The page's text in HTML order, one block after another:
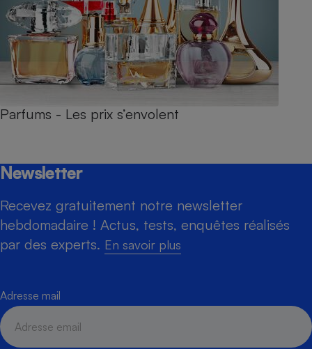
Parfums - Les prix s’envolent
Newsletter
Recevez gratuitement notre newsletter
hebdomadaire ! Actus, tests, enquêtes réalisés
par des experts. En savoir plus
Adresse mail